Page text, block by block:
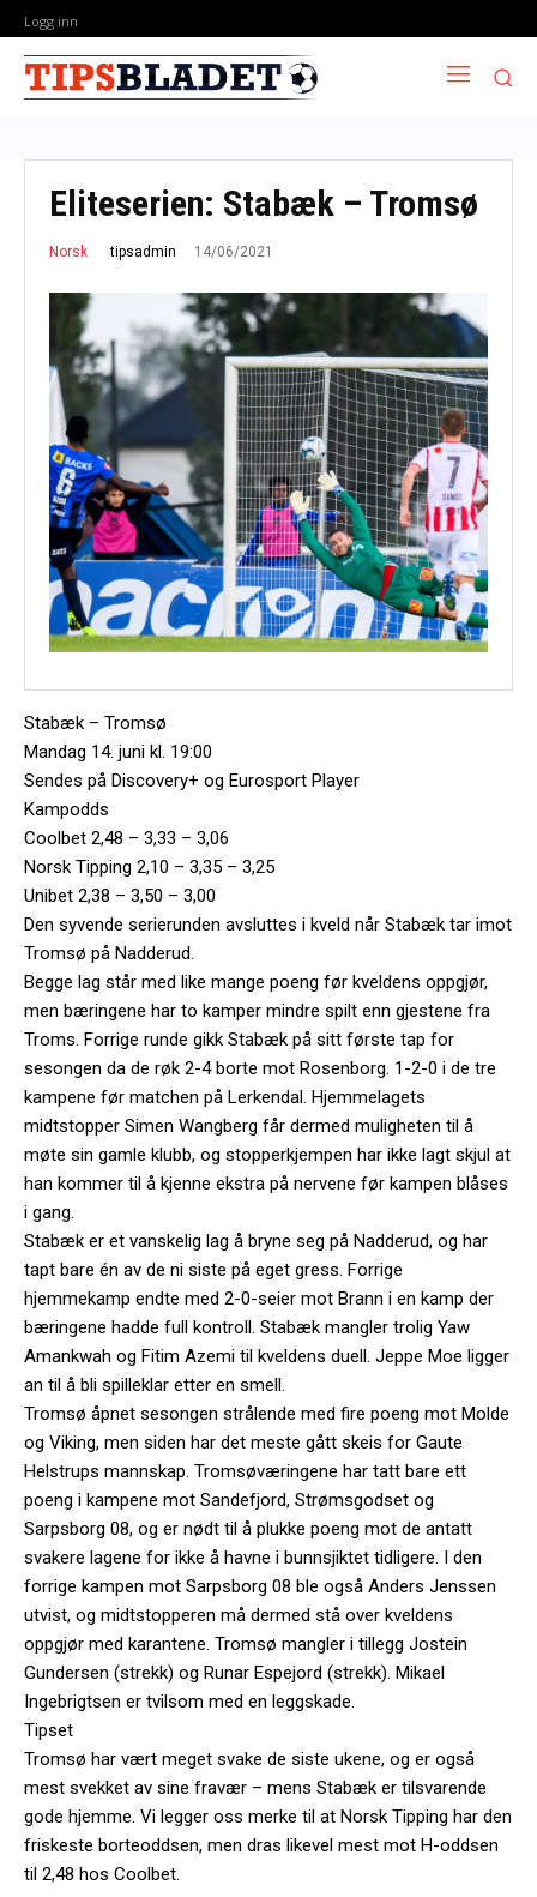
Logg inn
Eliteserien: Stabæk – Tromsø
Norsk tipsadmin 14/06/2021
Stabæk – Tromsø
Mandag 14. juni kl. 19:00
Sendes på Discovery+ og Eurosport Player
Kampodds
Coolbet 2,48 – 3,33 – 3,06
Norsk Tipping 2,10 – 3,35 – 3,25
Unibet 2,38 – 3,50 – 3,00
Den syvende serierunden avsluttes i kveld når Stabæk tar imot
Tromsø på Nadderud.
Begge lag står med like mange poeng før kveldens oppgjør,
men bæringene har to kamper mindre spilt enn gjestene fra
Troms. Forrige runde gikk Stabæk på sitt første tap for
sesongen da de røk 2-4 borte mot Rosenborg. 1-2-0 i de tre
kampene før matchen på Lerkendal. Hjemmelagets
midtstopper Simen Wangberg får dermed muligheten til å
møte sin gamle klubb, og stopperkjempen har ikke lagt skjul at
han kommer til å kjenne ekstra på nervene før kampen blåses
i gang.
Stabæk er et vanskelig lag å bryne seg på Nadderud, og har
tapt bare én av de ni siste på eget gress. Forrige
hjemmekamp endte med 2-0-seier mot Brann i en kamp der
bæringene hadde full kontroll. Stabæk mangler trolig Yaw
Amankwah og Fitim Azemi til kveldens duell. Jeppe Moe ligger
an til å bli spilleklar etter en smell.
Tromsø åpnet sesongen strålende med fire poeng mot Molde
og Viking, men siden har det meste gått skeis for Gaute
Helstrups mannskap. Tromsøværingene har tatt bare ett
poeng i kampene mot Sandefjord, Strømsgodset og
Sarpsborg 08, og er nødt til å plukke poeng mot de antatt
svakere lagene for ikke å havne i bunnsjiktet tidligere. I den
forrige kampen mot Sarpsborg 08 ble også Anders Jenssen
utvist, og midtstopperen må dermed stå over kveldens
oppgjør med karantene. Tromsø mangler i tillegg Jostein
Gundersen (strekk) og Runar Espejord (strekk). Mikael
Ingebrigtsen er tvilsom med en leggskade.
Tipset
Tromsø har vært meget svake de siste ukene, og er også
mest svekket av sine fravær – mens Stabæk er tilsvarende
gode hjemme. Vi legger oss merke til at Norsk Tipping har den
friskeste borteoddsen, men dras likevel mest mot H-oddsen
til 2,48 hos Coolbet.